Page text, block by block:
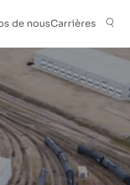
de nousCarrières